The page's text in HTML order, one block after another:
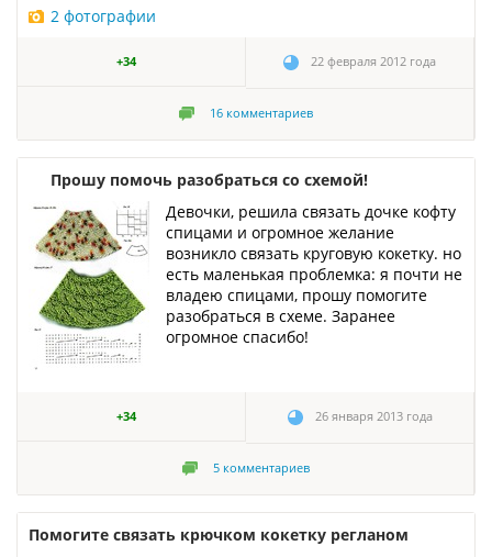
2 фотографии
+34 22 февраля 2012 года
16 комментариев
Прошу помочь разобраться со схемой!
Девочки, решила связать дочке кофту
спицами и огромное желание
возникло связать круговую кокетку. но
есть маленькая проблемка: я почти не
владею спицами, прошу помогите
разобраться в схеме. Заранее
огромное спасибо!
+34 26 января 2013 года
5 комментариев
Помогите связать крючком кокетку регланом